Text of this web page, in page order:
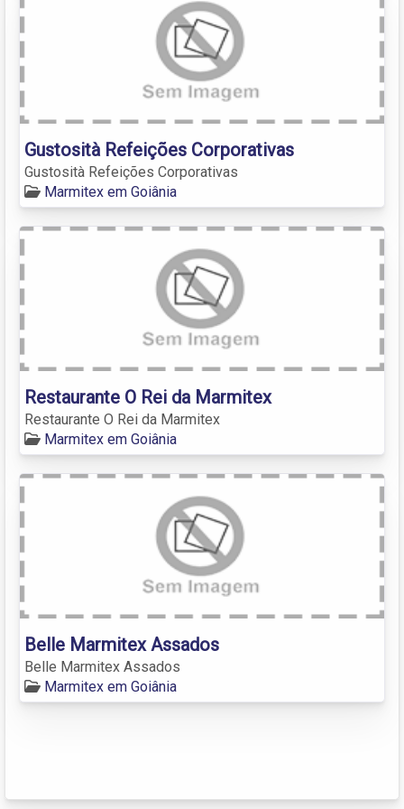
Gustosità Refeições Corporativas
Gustosità Refeições Corporativas
Marmitex em Goiânia
Restaurante O Rei da Marmitex
Restaurante O Rei da Marmitex
Marmitex em Goiânia
Belle Marmitex Assados
Belle Marmitex Assados
Marmitex em Goiânia